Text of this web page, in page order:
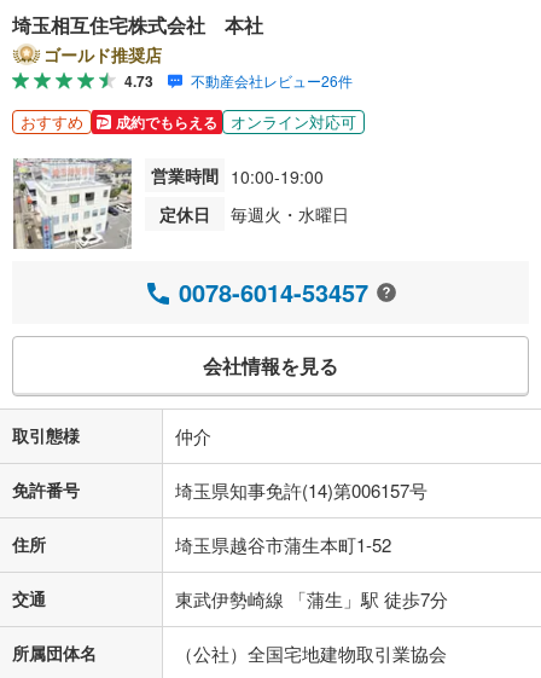
埼玉相互住宅株式会社 本社
ゴールド推奨店
4.73 不動産会社レビュー26件
おすすめ 成約でもらえる オンライン対応可
営業時間 10:00-19:00
定休日
毎週火・水曜日
0078-6014-53457
会社情報を見る
取引態様 仲介
免許番号 埼玉県知事免許(14)第006157号
住所 埼玉県越谷市蒲生本町1-52
交通 東武伊勢崎線 「蒲生」駅 徒歩7分
所属団体名 （公社）全国宅地建物取引業協会